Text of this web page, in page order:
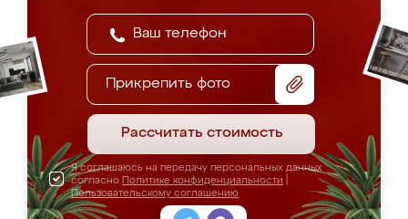
Прикрепить фото
Рассчитать стоимость
Я соглашаюсь на передачу персональных данных
согласно Политике конфиденциальности
Пользовательскому соглашению